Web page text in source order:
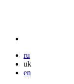
ru
uk
en